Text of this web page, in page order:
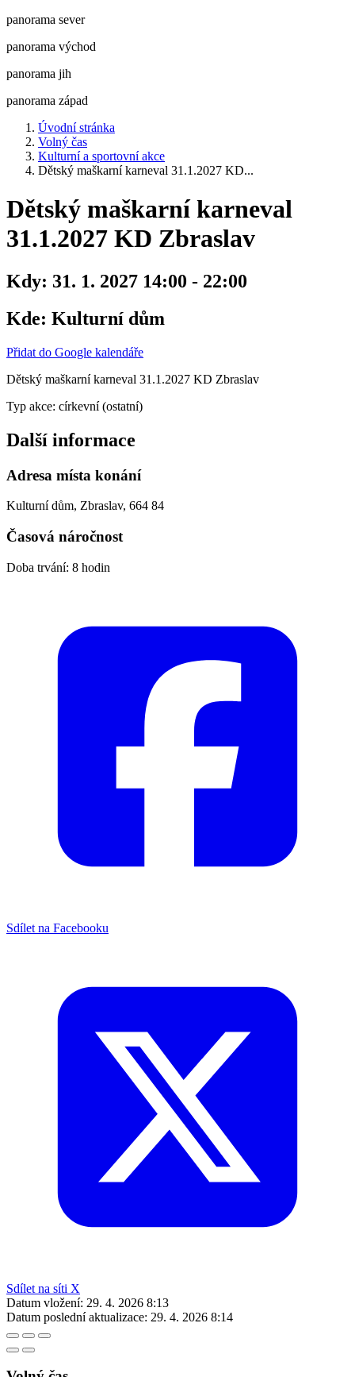
panorama sever
panorama východ
panorama jih
panorama západ
Úvodní stránka
Volný čas
Kulturní a sportovní akce
Dětský maškarní karneval 31.1.2027 KD...
Dětský maškarní karneval
31.1.2027 KD Zbraslav
Kdy: 31. 1. 2027 14:00 - 22:00
Kde: Kulturní dům
Přidat do Google kalendáře
Dětský maškarní karneval 31.1.2027 KD Zbraslav
Typ akce: církevní (ostatní)
Další informace
Adresa místa konání
Kulturní dům, Zbraslav, 664 84
Časová náročnost
Doba trvání: 8 hodin
Sdílet na Facebooku
Sdílet na síti X
Datum vložení: 29. 4. 2026 8:13
Datum poslední aktualizace: 29. 4. 2026 8:14